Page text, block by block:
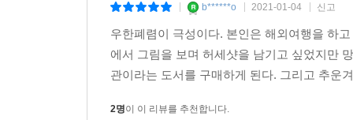
b******o 2021-01-04 신고
우한폐렴이 극성이다. 본인은 해외여행을 하
에서 그림을 보며 허세샷을 남기고 싶었지만
관이라는 도서를 구매하게 된다. 그리고 추운
2명이 이 리뷰를 추천합니다.